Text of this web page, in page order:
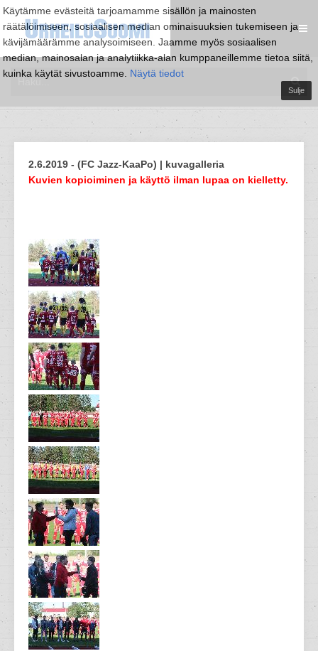
Käytämme evästeitä tarjoamamme sisällön ja mainosten
räätälöimiseen, sosiaalisen median ominaisuuksien tukemiseen ja
kävijämäärämme analysoimiseen. Jaamme myös sosiaalisen
median, mainosalan ja analytiikka-alan kumppaneillemme tietoa siitä,
kuinka käytät sivustoamme. Näytä tiedot
Sulje
2.6.2019 - (FC Jazz-KaaPo) | kuvagalleria
Kuvien kopioiminen ja käyttö ilman lupaa on kielletty.